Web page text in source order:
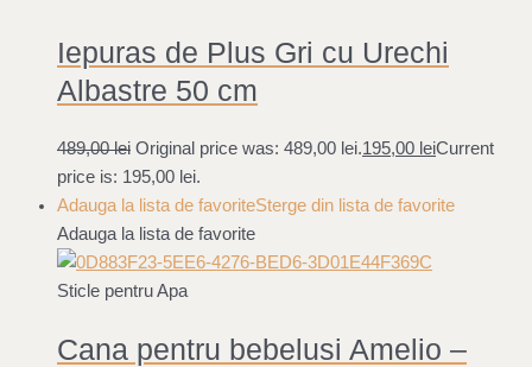
Iepuras de Plus Gri cu Urechi
Albastre 50 cm
489,00lei Original price was: 489,00 lei.195,00 leiCurrent
price is: 195,00 lei.
Adauga la lista de favoriteSterge din lista de favorite
Adauga la lista de favorite
Sticle pentru Apa
Cana pentru bebelusi Amelio –